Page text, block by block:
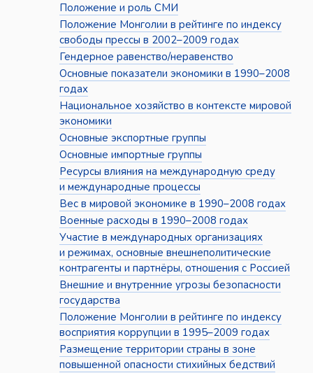
Положение и роль СМИ
Положение Монголии в рейтинге по индексу
свободы прессы в 2002–2009 годах
Гендерное равенство/неравенство
Основные показатели экономики в 1990–2008
годах
Национальное хозяйство в контексте мировой
экономики
Основные экспортные группы
Основные импортные группы
Ресурсы влияния на международную среду
и международные процессы
Вес в мировой экономике в 1990–2008 годах
Военные расходы в 1990–2008 годах
Участие в международных организациях
и режимах, основные внешнеполитические
контрагенты и партнёры, отношения с Россией
Внешние и внутренние угрозы безопасности
государства
Положение Монголии в рейтинге по индексу
восприятия коррупции в 1995–2009 годах
Размещение территории страны в зоне
повышенной опасности стихийных бедствий